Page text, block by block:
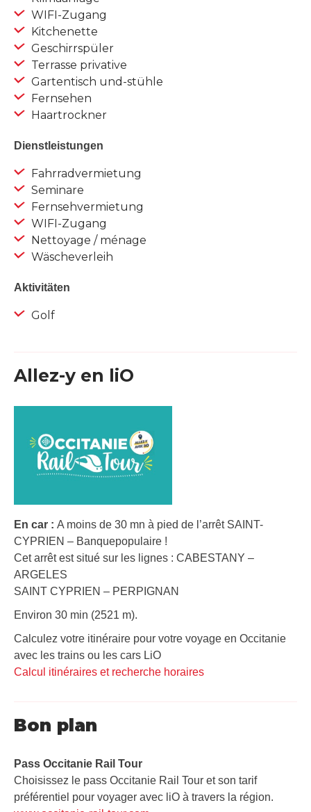
WIFI-Zugang
Kitchenette
Geschirrspüler
Terrasse privative
Gartentisch und-stühle
Fernsehen
Haartrockner
Dienstleistungen
Fahrradvermietung
Seminare
Fernsehvermietung
WIFI-Zugang
Nettoyage / ménage
Wäscheverleih
Aktivitäten
Golf
Allez-y en liO
En car : A moins de 30 mn à pied de l’arrêt SAINT-
CYPRIEN – Banquepopulaire !
Cet arrêt est situé sur les lignes : CABESTANY –
ARGELES
SAINT CYPRIEN – PERPIGNAN
Environ 30 min (2521 m).
Calculez votre itinéraire pour votre voyage en Occitanie
avec les trains ou les cars LiO
Calcul itinéraires et recherche horaires
Bon plan
Pass Occitanie Rail Tour​
Choisissez le pass Occitanie Rail Tour et son tarif
préférentiel pour voyager avec liO à travers la région.